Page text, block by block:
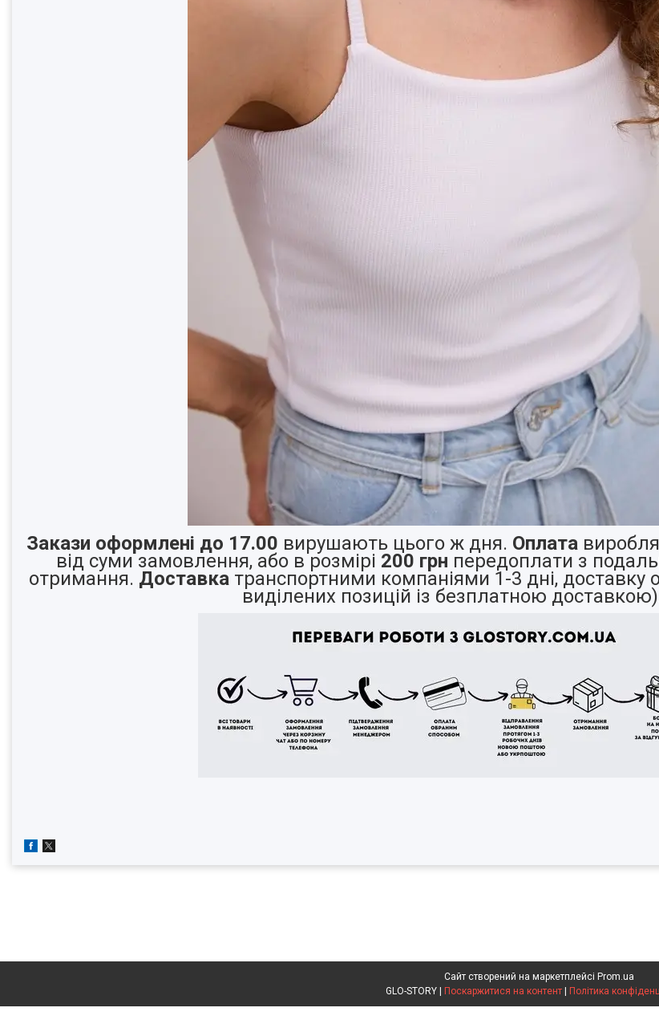
Закази оформлені до 17.00 вирушають цього ж дня. Оплата
від суми замовлення, або в розмірі 200 грн передоплати з
отримання. Доставка транспортними компаніями 1-3 дні, доставку
виділених позицій із безплатною
Сайт створений на маркетплейсі Prom.ua
Поскаржитися на контент Політика